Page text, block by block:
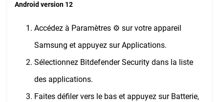
Android version 12
Accédez à Paramètres ⚙︎ sur votre appareil
Samsung et appuyez sur Applications.
Sélectionnez Bitdefender Security dans la liste
des applications.
Faites défiler vers le bas et appuyez sur Batterie,